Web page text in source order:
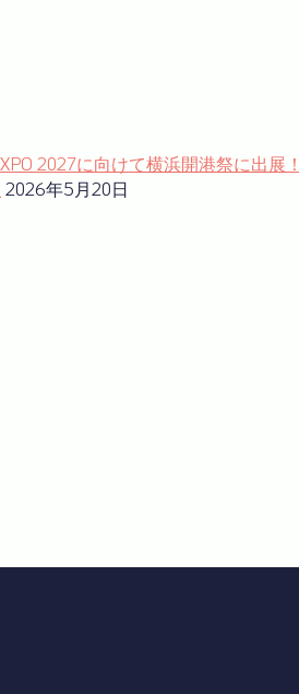
2027に向けて横浜開港祭に出展
2026年5月20日